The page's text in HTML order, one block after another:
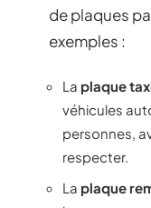
de plaques
exemples :
La plaque
véhicules
personnes,
respecter.
La plaque